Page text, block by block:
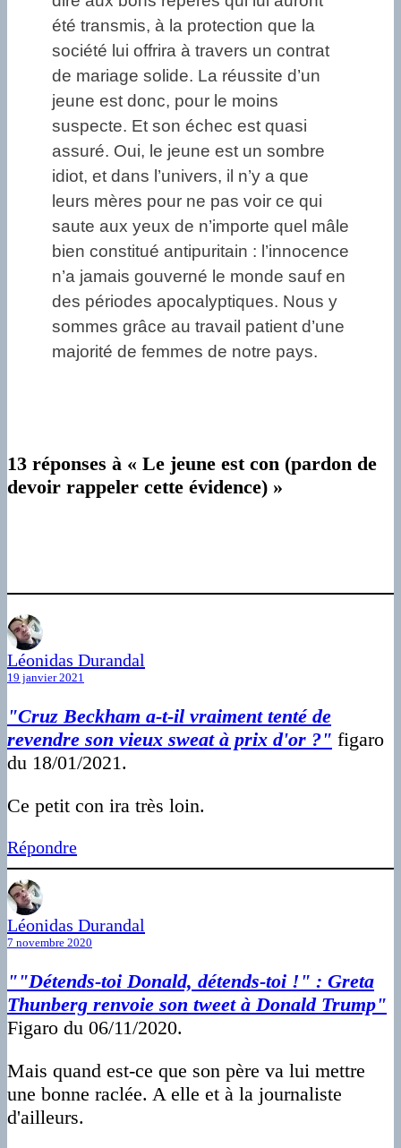
été transmis, à la protection que la
société lui offrira à travers un contrat
de mariage solide. La réussite d’un
jeune est donc, pour le moins
suspecte. Et son échec est quasi
assuré. Oui, le jeune est un sombre
idiot, et dans l’univers, il n’y a que
leurs mères pour ne pas voir ce qui
saute aux yeux de n’importe quel mâle
bien constitué antipuritain : l’innocence
n’a jamais gouverné le monde sauf en
des périodes apocalyptiques. Nous y
sommes grâce au travail patient d’une
majorité de femmes de notre pays.
13 réponses à « Le jeune est con (pardon de
devoir rappeler cette évidence) »
Léonidas Durandal
19 janvier 2021
"Cruz Beckham a-t-il vraiment tenté de
revendre son vieux sweat à prix d'or ?" figaro
du 18/01/2021.
Ce petit con ira très loin.
Répondre
Léonidas Durandal
7 novembre 2020
""Détends-toi Donald, détends-toi !" : Greta
Thunberg renvoie son tweet à Donald Trump"
Figaro du 06/11/2020.
Mais quand est-ce que son père va lui mettre
une bonne raclée. A elle et à la journaliste
d'ailleurs.